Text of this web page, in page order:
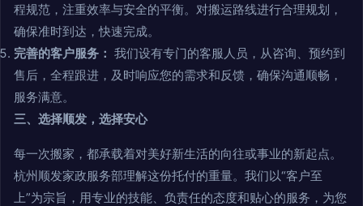
程规范，注重效率与安全的平衡。对搬运路线进行合理规划，
确保准时到达，快速完成。
完善的客户服务： 我们设有专门的客服人员，从咨询、预约到
售后，全程跟进，及时响应您的需求和反馈，确保沟通顺畅，
服务满意。
三、选择顺发，选择安心
每一次搬家，都承载着对美好新生活的向往或事业的新起点。
杭州顺发家政服务部理解这份托付的重量。我们以“客户至
上”为宗旨，用专业的技能、负责任的态度和贴心的服务，为您